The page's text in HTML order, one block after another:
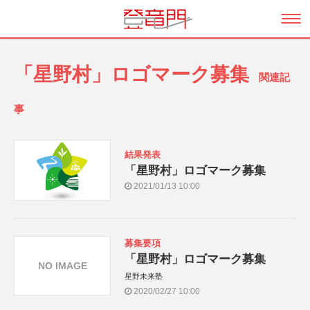
「星野村」ロゴマーク募集 関連記
事
結果発表
「星野村」ロゴマーク募集
2021/01/13 10:00
募集要項
「星野村」ロゴマーク募集
星野未来塾
2020/02/27 10:00
NO IMAGE